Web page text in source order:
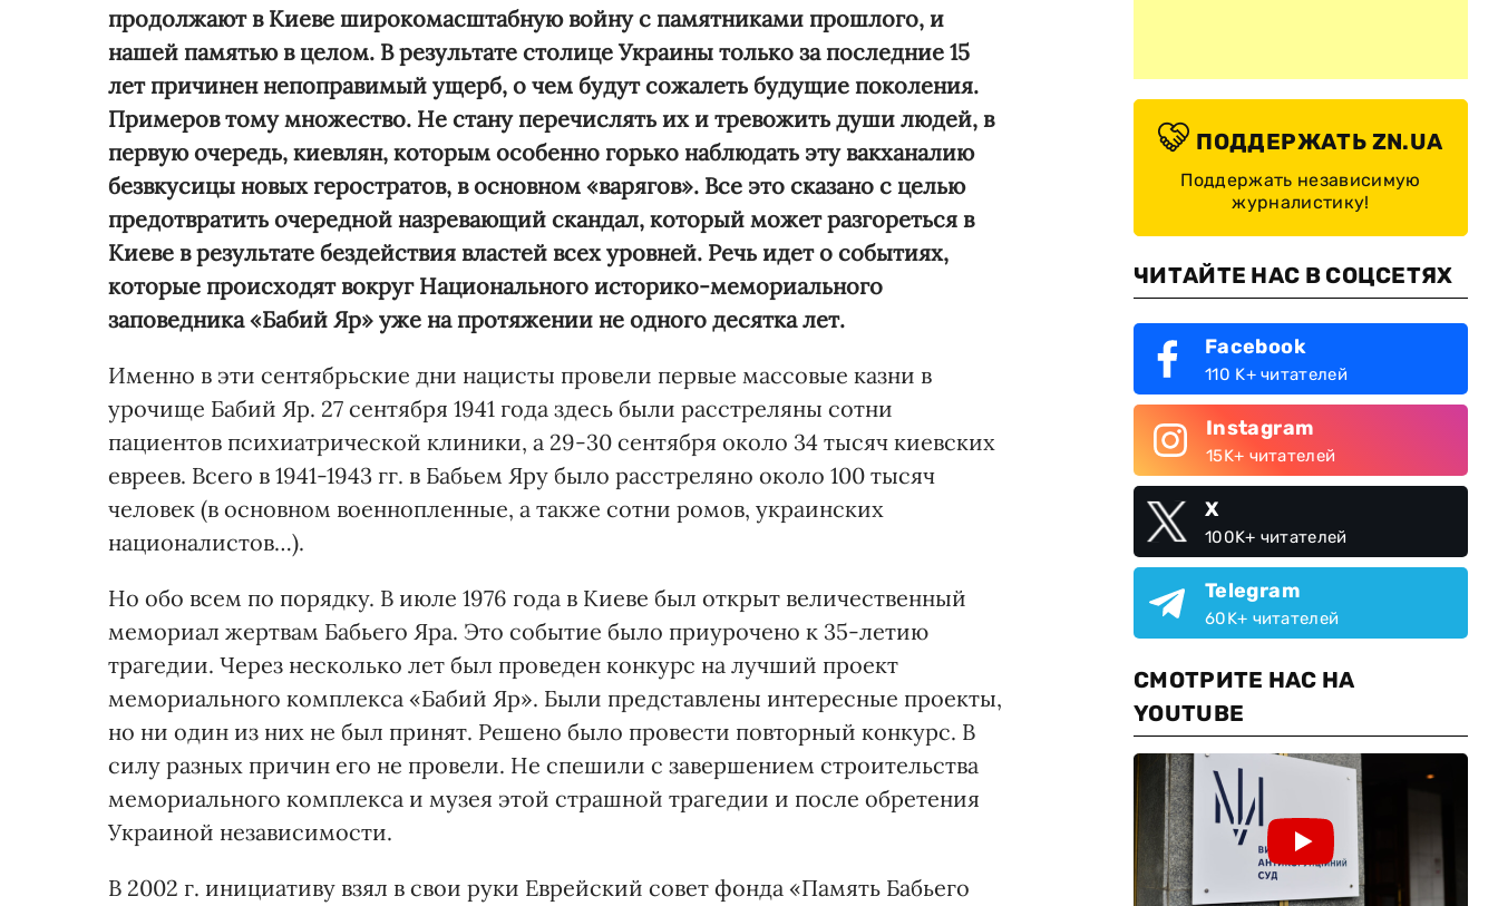
продолжают в Киеве широкомасштабную войну с памятниками прошлого, и
нашей памятью в целом. В результате столице Украины только за последние 15
лет причинен непоправимый ущерб, о чем будут сожалеть будущие поколения.
Примеров тому множество. Не стану перечислять их и тревожить души людей, в
первую очередь, киевлян, которым особенно горько наблюдать эту вакханалию
безвкусицы новых геростратов, в основном «варягов». Все это сказано с целью
предотвратить очередной назревающий скандал, который может разгореться в
Киеве в результате бездействия властей всех уровней. Речь идет о событиях,
которые происходят вокруг Национального историко-мемориального
заповедника «Бабий Яр» уже на протяжении не одного десятка лет.
Именно в эти сентябрьские дни нацисты провели первые массовые казни в
урочище Бабий Яр. 27 сентября 1941 года здесь были расстреляны сотни
пациентов психиатрической клиники, а 29-30 сентября около 34 тысяч киевских
евреев. Всего в 1941-1943 гг. в Бабьем Яру было расстреляно около 100 тысяч
человек (в основном военнопленные, а также сотни ромов, украинских
националистов…).
Но обо всем по порядку. В июле 1976 года в Киеве был открыт величественный
мемориал жертвам Бабьего Яра. Это событие было приурочено к 35-летию
трагедии. Через несколько лет был проведен конкурс на лучший проект
мемориального комплекса «Бабий Яр». Были представлены интересные проекты,
но ни один из них не был принят. Решено было провести повторный конкурс. В
силу разных причин его не провели. Не спешили с завершением строительства
мемориального комплекса и музея этой страшной трагедии и после обретения
Украиной независимости.
В 2002 г. инициативу взял в свои руки Еврейский совет фонда «Память Бабьего
ПОДДЕРЖАТЬ ZN.UA
Поддержать независимую
журналистику!
ЧИТАЙТЕ НАС В СОЦСЕТЯХ
Facebook
110 K+ читателей
Instagram
15K+ читателей
X
100K+ читателей
Telegram
60K+ читателей
СМОТРИТЕ НАС НА
YOUTUBE